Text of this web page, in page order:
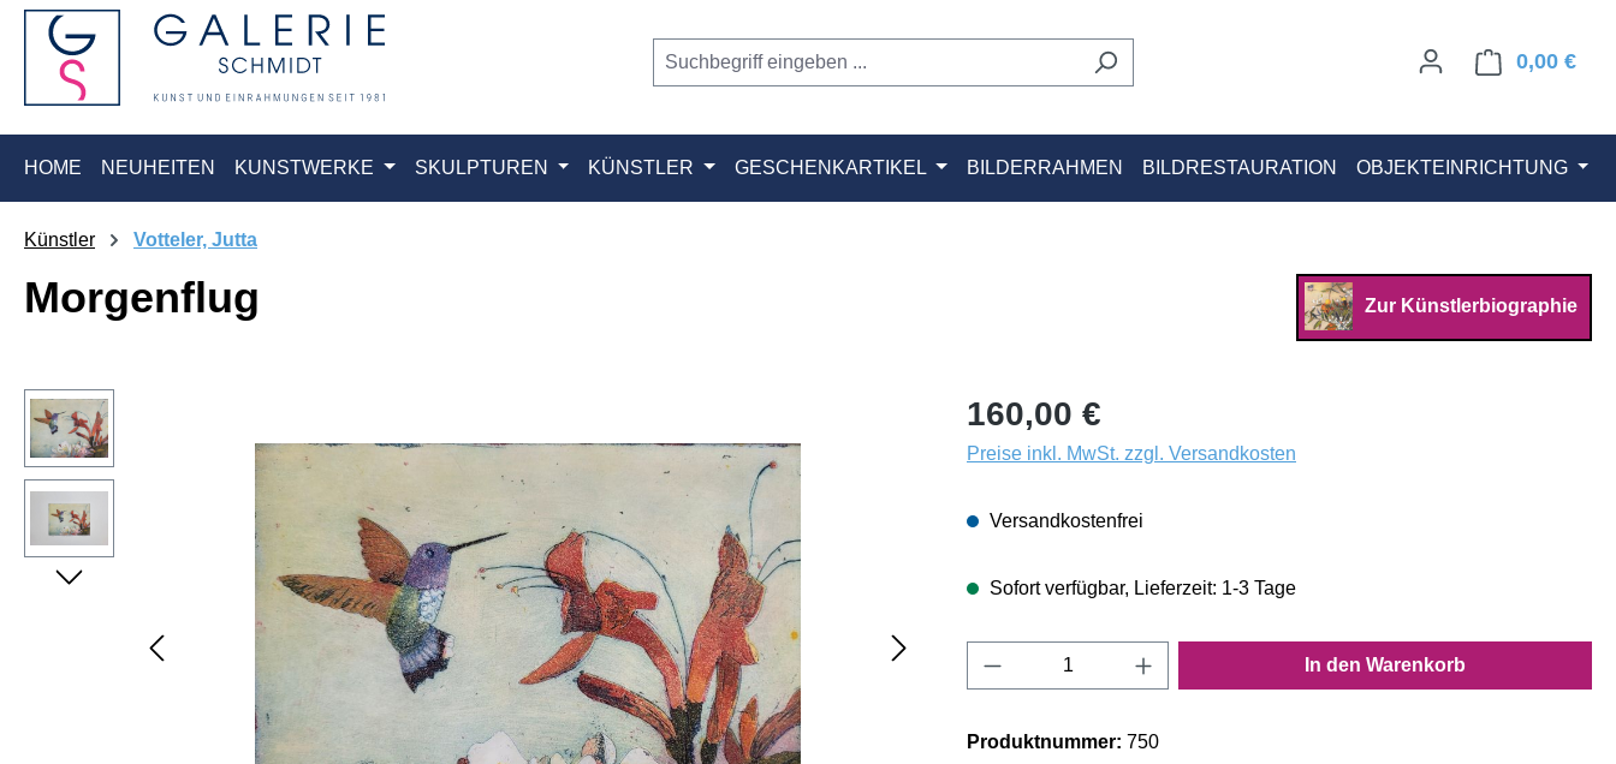
Zur Hauptnavigation springen
0,00 €
HOME NEUHEITEN KUNSTWERKE SKULPTUREN KÜNSTLER GESCHENKARTIKEL BILDERRAHMEN BILDRESTAURATION OBJEKTEINRICHTUNG
Künstler Votteler, Jutta
Morgenflug Zur Künstlerbiographie
Bildergalerie überspringen 160,00 €
Preise inkl. MwSt. zzgl. Versandkosten
Versandkostenfrei
Sofort verfügbar, Lieferzeit: 1-3 Tage
Produkt Anzahl: Gib den gewünschten Wert ein
In den Warenkorb
Produktnummer: 750